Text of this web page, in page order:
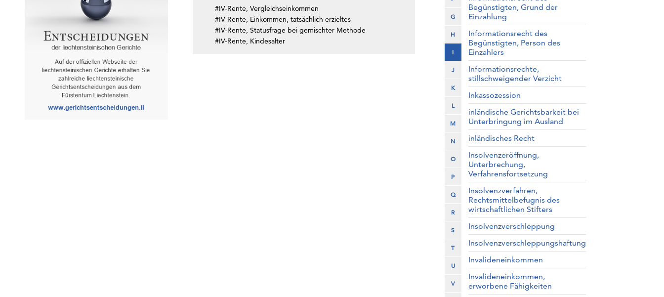
#IV-Rente, Vergleichseinkommen
#IV-Rente, Einkommen, tatsächlich erzieltes
#IV-Rente, Statusfrage bei gemischter Methode
#IV-Rente, Kindesalter
G
H
I
J
K
L
M
N
O
P
Q
R
S
T
U
V
Begünstigten, Grund der
Einzahlung
Informationsrecht des
Begünstigten, Person des
Einzahlers
Informationsrechte,
stillschweigender Verzicht
Inkassozession
inländische Gerichtsbarkeit bei
Unterbringung im Ausland
inländisches Recht
Insolvenzeröffnung,
Unterbrechung,
Verfahrensfortsetzung
Insolvenzverfahren,
Rechtsmittelbefugnis des
wirtschaftlichen Stifters
Insolvenzverschleppung
Insolvenzverschleppungshaftung
Invalideneinkommen
Invalideneinkommen,
erworbene Fähigkeiten